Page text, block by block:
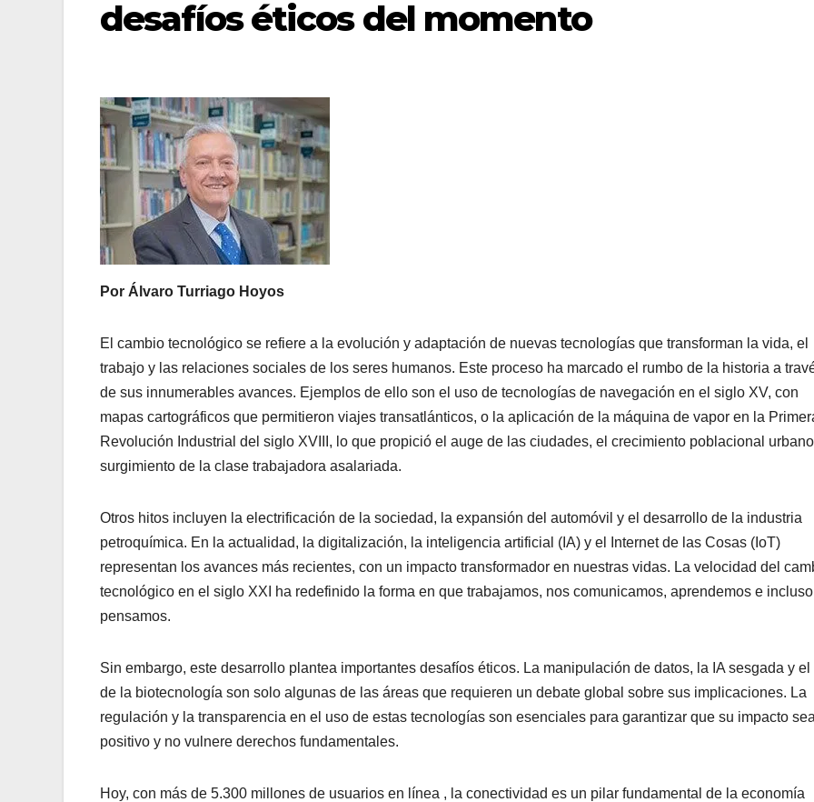
desafíos éticos del momento
Por Álvaro Turriago Hoyos
El cambio tecnológico se refiere a la evolución y adaptación de nuevas tecnologías que transforman la vida, el
trabajo y las relaciones sociales de los seres humanos. Este proceso ha marcado el rumbo de la historia a
de sus innumerables avances. Ejemplos de ello son el uso de tecnologías de navegación en el siglo XV, con
mapas cartográficos que permitieron viajes transatlánticos, o la aplicación de la máquina de vapor en la
Revolución Industrial del siglo XVIII, lo que propició el auge de las ciudades, el crecimiento poblacional urbano
surgimiento de la clase trabajadora asalariada.
Otros hitos incluyen la electrificación de la sociedad, la expansión del automóvil y el desarrollo de la industria
petroquímica. En la actualidad, la digitalización, la inteligencia artificial (IA) y el Internet de las Cosas (IoT)
representan los avances más recientes, con un impacto transformador en nuestras vidas. La velocidad del
tecnológico en el siglo XXI ha redefinido la forma en que trabajamos, nos comunicamos, aprendemos e incluso
pensamos.
Sin embargo, este desarrollo plantea importantes desafíos éticos. La manipulación de datos, la IA sesgada y el
de la biotecnología son solo algunas de las áreas que requieren un debate global sobre sus implicaciones. La
regulación y la transparencia en el uso de estas tecnologías son esenciales para garantizar que su impacto sea
positivo y no vulnere derechos fundamentales.
Hoy, con más de 5.300 millones de usuarios en línea , la conectividad es un pilar fundamental de la economía